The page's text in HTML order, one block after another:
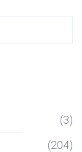
(3)
(204)